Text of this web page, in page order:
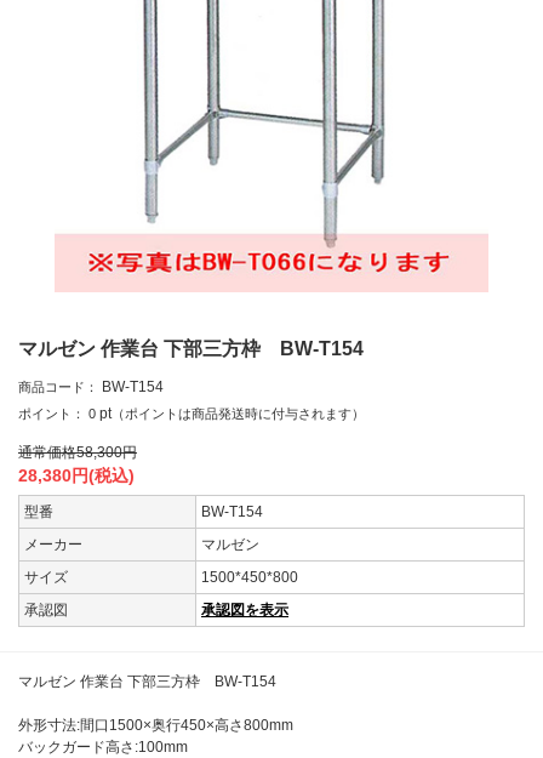
マルゼン 作業台 下部三方枠 BW-T154
商品コード： BW-T154
ポイント： 0 pt （ポイントは商品発送時に付与されます）
通常価格58,300円
28,380円(税込)
型番
BW-T154
メーカー
マルゼン
サイズ
1500*450*800
承認図
承認図を表示
マルゼン 作業台 下部三方枠 BW-T154
外形寸法:間口1500×奥行450×高さ800mm
バックガード高さ:100mm